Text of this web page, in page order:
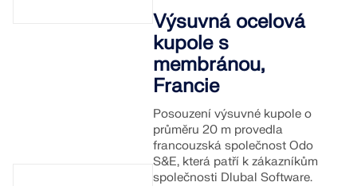
Výsuvná ocelová
kupole s
membránou,
Francie
Posouzení výsuvné kupole o
průměru 20 m provedla
francouzská společnost Odo
S&E, která patří k zákazníkům
společnosti Dlubal Software.